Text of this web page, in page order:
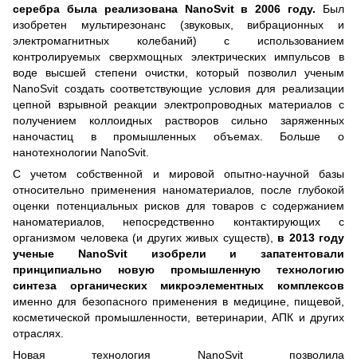
серебра была реализована NanoSvit в 2006 году. Был
изобретен мультирезонанс (звуковых, вибрационных и
электромагнитных колебаний) с использованием
контролируемых сверхмощных электрических импульсов в
воде высшей степени очистки, который позволил ученым
NanoSvit создать соответствующие условия для реализации
цепной взрывной реакции электропроводных материалов с
получением коллоидных растворов сильно заряженных
наночастиц в промышленных объемах. Больше о
нанотехнологии NanoSvit.
С учетом собственной и мировой опытно-научной базы
относительно применения наноматериалов, после глубокой
оценки потенциальных рисков для товаров с содержанием
наноматериалов, непосредственно контактирующих с
организмом человека (и других живых существ), в 2013 году
ученые NanoSvit изобрели и запатентовали
принципиально новую промышленную технологию
синтеза органических микроэлементных комплексов
именно для безопасного применения в медицине, пищевой,
косметической промышленности, ветеринарии, АПК и других
отраслях.
Новая технология NanoSvit позволила